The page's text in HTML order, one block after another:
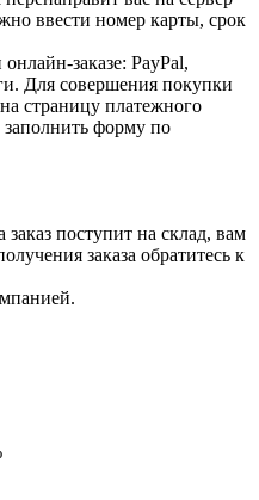
ввести номер карты, срок
заказе: PayPal,
Для совершения покупки
страницу платежного
заполнить форму по
поступит на склад, вам
заказа обратитесь к